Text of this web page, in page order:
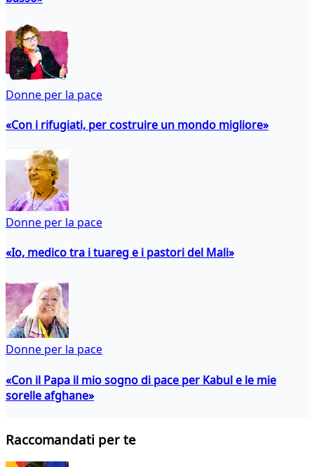
Donne per la pace
«Con i rifugiati, per costruire un mondo migliore»
Donne per la pace
«Io, medico tra i tuareg e i pastori del Mali»
Donne per la pace
«Con il Papa il mio sogno di pace per Kabul e le mie
sorelle afghane»
Raccomandati per te